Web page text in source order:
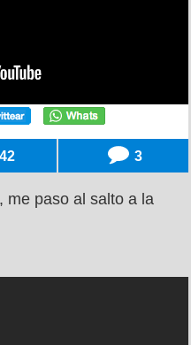
42 3
me paso al salto a la